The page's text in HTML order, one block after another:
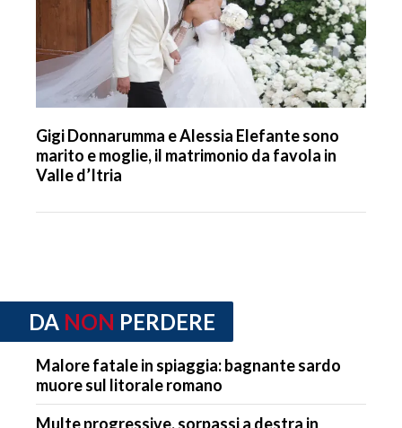
Gigi Donnarumma e Alessia Elefante sono
marito e moglie, il matrimonio da favola in
Valle d’Itria
DA NON PERDERE
Malore fatale in spiaggia: bagnante sardo
muore sul litorale romano
Multe progressive, sorpassi a destra in